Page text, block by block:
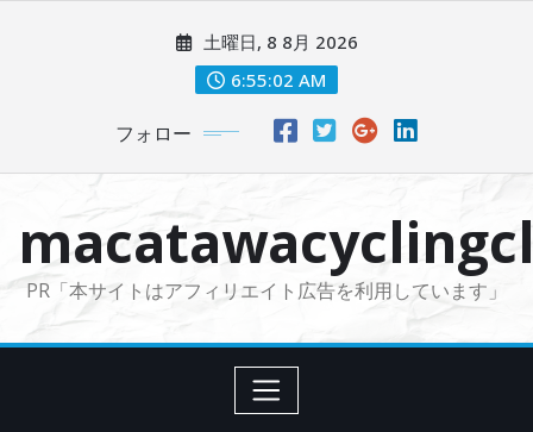
に
土曜日, 8 8月 2026
6:55:03 AM
フォロー
PR「本サイトはアフィリエイト広告を利用しています」